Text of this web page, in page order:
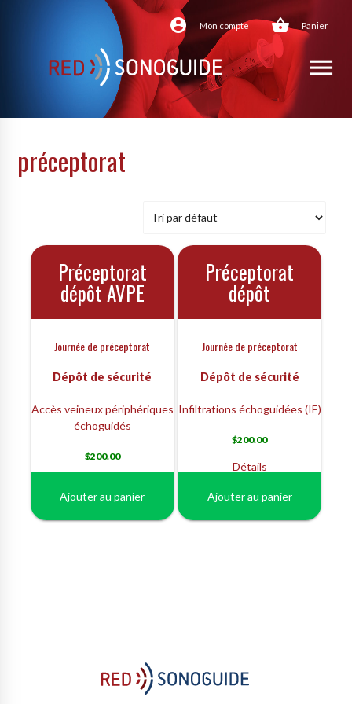
account_circle Mon compte shopping_basket Panier
menu
préceptorat
Préceptorat
dépôt AVPE
Journée de préceptorat
Dépôt de sécurité
Accès veineux périphériques
échoguidés
$200.00
Ajouter au panier
Préceptorat
dépôt
Journée de préceptorat
Dépôt de sécurité
Infiltrations échoguidées (IE)
$200.00
Détails
Ajouter au panier